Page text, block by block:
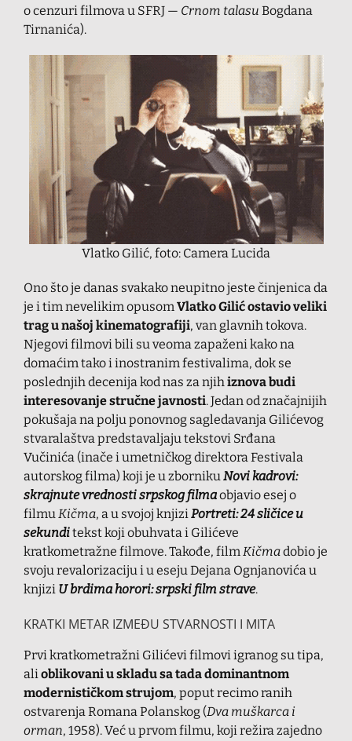
o cenzuri filmova u SFRJ — Crnom talasu Bogdana
Tirnanića).
Vlatko Gilić, foto: Camera Lucida
Ono što je danas svakako neupitno jeste činjenica da
je i tim nevelikim opusom Vlatko Gilić ostavio veliki
trag u našoj kinematografiji, van glavnih tokova.
Njegovi filmovi bili su veoma zapaženi kako na
domaćim tako i inostranim festivalima, dok se
poslednjih decenija kod nas za njih iznova budi
interesovanje stručne javnosti. Jedan od značajnijih
pokušaja na polju ponovnog sagledavanja Gilićevog
stvaralaštva predstavaljaju tekstovi Srđana
Vučinića (inače i umetničkog direktora Festivala
autorskog filma) koji je u zborniku Novi kadrovi:
skrajnute vrednosti srpskog filmaobjavio esej o
filmu Kičma, a u svojoj knjizi Portreti: 24 sličice u
sekunditekst koji obuhvata i Gilićeve
kratkometražne filmove. Takođe, film Kičmadobio je
svoju revalorizaciju i u eseju Dejana Ognjanovića u
knjizi U brdima horori: srpski film strave.
KRATKI METAR IZMEĐU STVARNOSTI I MITA
Prvi kratkometražni Gilićevi filmovi igranog su tipa,
ali oblikovani u skladu sa tada dominantnom
modernističkom strujom, poput recimo ranih
ostvarenja Romana Polanskog (Dva muškarca i
orman, 1958). Već u prvom filmu, koji režira zajedno